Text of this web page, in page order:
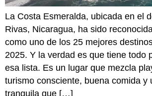
La Costa Esmeralda, ubicada en el
Rivas, Nicaragua, ha sido
como uno de los 25 mejores
2025. Y la verdad es que tiene todo
esa lista. Es un lugar que mezcla
turismo consciente, buena comida y
tranquila que […]